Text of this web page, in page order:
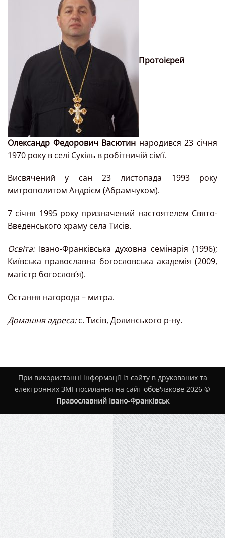
Протоієрей
Олександр Федорович Васютин народився 23 січня
1970 року в селі Сукіль в робітничій сім’ї.
Висвячений у сан 23 листопада 1993 року
митрополитом Андрієм (Абрамчуком).
7 січня 1995 року призначений настоятелем Свято-
Введенського храму села Тисів.
Освіта:Івано-Франківська духовна семінарія (1996);
Київська православна богословська академія (2009,
магістр богослов’я).
Остання нагорода – митра.
Домашня адреса:с. Тисів, Долинського р-ну.
При використанні інформації із сайту в друкованих та
електронних ЗМІ посилання на сайт обов'язкове 2026 ©
Православний Івано-Франківськ